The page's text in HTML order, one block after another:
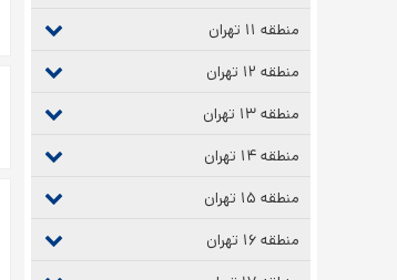
منطقه ۱۱ تهران
منطقه ۱۲ تهران
منطقه ۱۳ تهران
منطقه ۱۴ تهران
منطقه ۱۵ تهران
منطقه ۱۶ تهران